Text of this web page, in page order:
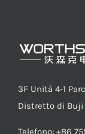
3F Unità 4-1
Distretto di Buji
Telefono: +86